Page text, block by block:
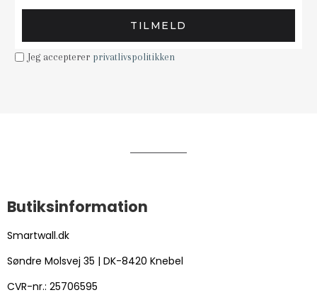
TILMELD
Jeg accepterer privatlivspolitikken
Butiksinformation
Smartwall.dk
Søndre Molsvej 35 | DK-8420 Knebel
CVR-nr.: 25706595